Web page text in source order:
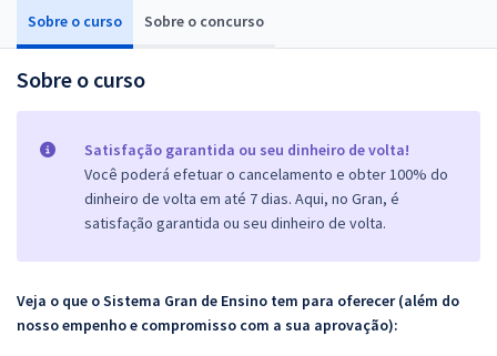
Sobre o curso Sobre o concurso
Sobre o curso
Satisfação garantida ou seu dinheiro de volta!
Você poderá efetuar o cancelamento e obter 100% do
dinheiro de volta em até 7 dias. Aqui, no Gran, é
satisfação garantida ou seu dinheiro de volta.
Veja o que o Sistema Gran de Ensino tem para oferecer (além do
nosso empenho e compromisso com a sua aprovação):